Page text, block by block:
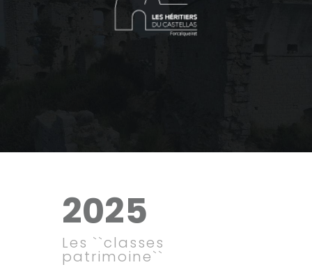
2025
Les ``classes
patrimoine``